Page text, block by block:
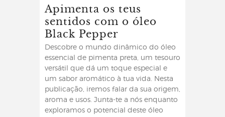
Apimenta os teus
sentidos com o óleo
Black Pepper
Descobre o mundo dinâmico do óleo
essencial de pimenta preta, um tesouro
versátil que dá um toque especial e
um sabor aromático à tua vida. Nesta
publicação, iremos falar da sua origem,
aroma e usos. Junta-te a nós enquanto
exploramos o potencial deste óleo